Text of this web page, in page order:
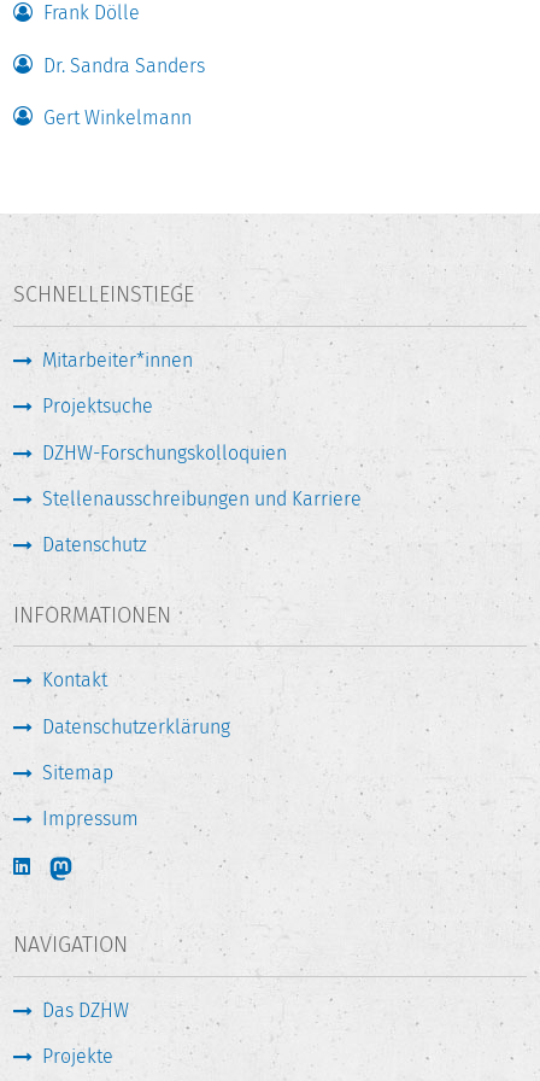
werden. Geplant sind zudem themenorientierte
Sonderauswertungen und –gutachten, die die Hochschulen
Derzeit läuft der mittlerweile 14. Projektzyklus, der
planmäßig bis zum 30.04.2027 terminiert ist.
Frank Dölle
Dr. Sandra Sanders
Gert Winkelmann
SCHNELLEINSTIEGE
Mitarbeiter*innen
Projektsuche
DZHW-Forschungskolloquien
Stellenausschreibungen und Karriere
Datenschutz
INFORMATIONEN
Kontakt
Datenschutzerklärung
Sitemap
Impressum
NAVIGATION
Das DZHW
Projekte